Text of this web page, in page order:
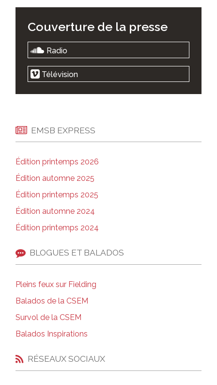
Couverture de la presse
Radio
Télévision
EMSB EXPRESS
Édition printemps 2026
Édition automne 2025
Édition printemps 2025
Édition automne 2024
Édition printemps 2024
BLOGUES ET BALADOS
Pleins feux sur Fielding
Balados de la CSEM
Survol de la CSEM
Balados Inspirations
RÉSEAUX SOCIAUX